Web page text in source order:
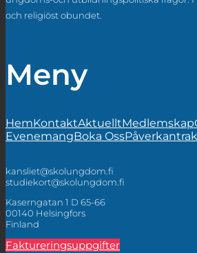
och religiöst obundet.
Meny
HemKontaktAktuelltMedlemskap
EvenemangBoka OssPåverkan
kansliet@skolungdom.fi
studiekort@skolungdom.fi
Kaserngatan 1 D 65-66
00140 Helsingfors
Finland
Faktureringsuppgifter